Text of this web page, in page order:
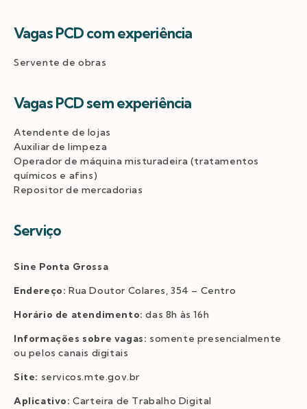
Vagas PCD com experiência
Servente de obras
Vagas PCD sem experiência
Atendente de lojas
Auxiliar de limpeza
Operador de máquina misturadeira (tratamentos
químicos e afins)
Repositor de mercadorias
Serviço
Sine Ponta Grossa
Endereço: Rua Doutor Colares, 354 – Centro
Horário de atendimento:das 8h às 16h
Informações sobre vagas: somente presencialmente
ou pelos canais digitais
Site: servicos.mte.gov.br
Aplicativo: Carteira de Trabalho Digital